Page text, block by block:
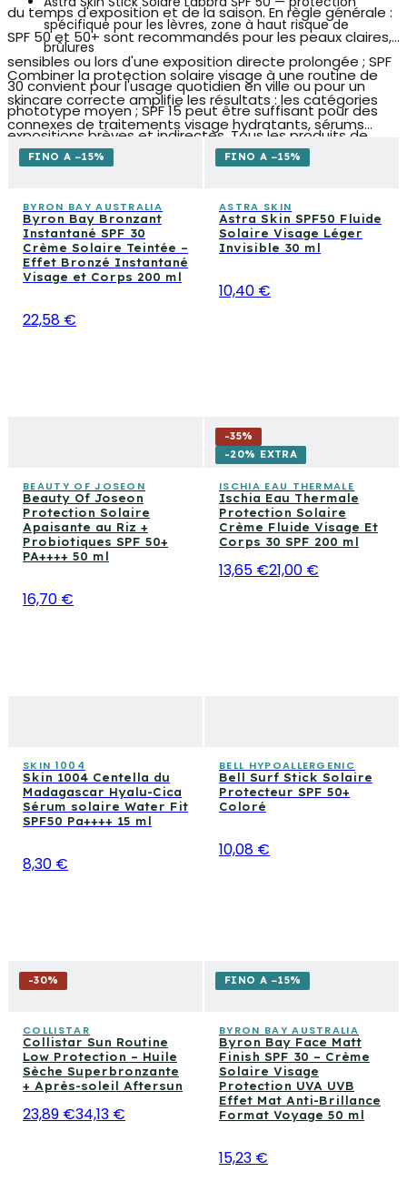
spécifique pour les lèvres, zone à haut risque de
brûlures
du temps d'exposition et de la saison. En règle générale :
SPF 50 et 50+ sont recommandés pour les peaux claires,
sensibles ou lors d'une exposition directe prolongée ; SPF
30 convient pour l'usage quotidien en ville ou pour un
phototype moyen ; SPF 15 peut être suffisant pour des
expositions brèves et indirectes. Tous les produits de
cette collection protègent à la fois contre les rayons UVB
Combiner la protection solaire visage à une routine de
skincare correcte amplifie les résultats : les catégories
connexes de traitements visage hydratants, sérums
antioxydants et produits après-soleil corps complètent
FINO A −15%
BYRON BAY AUSTRALIA
Byron Bay Bronzant
Instantané SPF 30
Crème Solaire Teintée –
Effet Bronzé Instantané
Visage et Corps 200 ml
22,58 €
FINO A −15%
ASTRA SKIN
Astra Skin SPF50 Fluide
Solaire Visage Léger
Invisible 30 ml
10,40 €
BEAUTY OF JOSEON
Beauty Of Joseon
Protection Solaire
Apaisante au Riz +
Probiotiques SPF 50+
PA++++ 50 ml
16,70 €
-35%
-20% EXTRA
ISCHIA EAU THERMALE
Ischia Eau Thermale
Protection Solaire
Crème Fluide Visage Et
Corps 30 SPF 200 ml
13,65 €21,00 €
SKIN 1004
Skin 1004 Centella du
Madagascar Hyalu-Cica
Sérum solaire Water Fit
SPF50 Pa++++ 15 ml
8,30 €
BELL HYPOALLERGENIC
Bell Surf Stick Solaire
Protecteur SPF 50+
Coloré
10,08 €
-30%
COLLISTAR
Collistar Sun Routine
Low Protection – Huile
Sèche Superbronzante
+ Après-soleil Aftersun
23,89 €34,13 €
FINO A −15%
BYRON BAY AUSTRALIA
Byron Bay Face Matt
Finish SPF 30 – Crème
Solaire Visage
Protection UVA UVB
Effet Mat Anti-Brillance
Format Voyage 50 ml
15,23 €